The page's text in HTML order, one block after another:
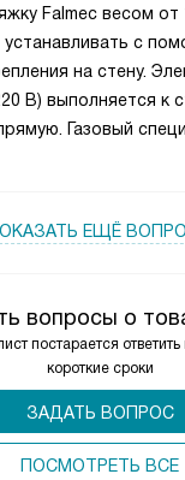
вопросы о
постарается
короткие сроки
ЗАДАТЬ ВОПРОС
ПОCМОТРЕТЬ ВСЕ
Falmec весом от
устанавливать с
на стену.
В) выполняется к
Газовый
ЕЩЁ